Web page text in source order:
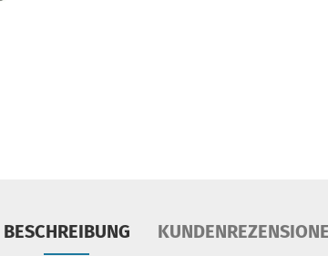
BESCHREIBUNG